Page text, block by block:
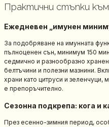
Практични стъпки
Ежедневен „имунен
За подобряване на имунната
пълноценен сън, минимум 150
седмично и разнообразно
белтъчини и полезни мазнини.
храни като цитруси и зеленчуци,
е препоръчително.
Сезонна подкрепа: кога и
През есенно-зимния период,